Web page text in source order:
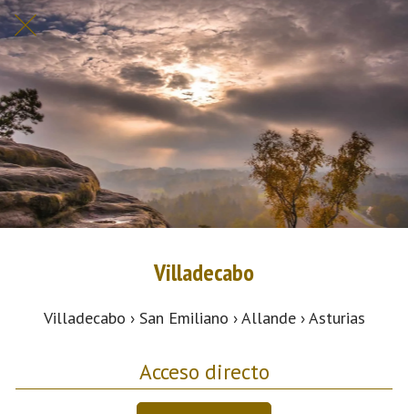
Villadecabo
Villadecabo › San Emiliano › Allande › Asturias
Acceso directo